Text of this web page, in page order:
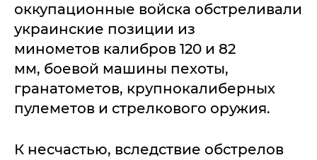
оккупационные войска обстреливали
украинские позиции из
минометов калибров 120 и 82
мм, боевой машины пехоты,
гранатометов, крупнокалиберных
пулеметов и стрелкового оружия.
К несчастью, вследствие обстрелов